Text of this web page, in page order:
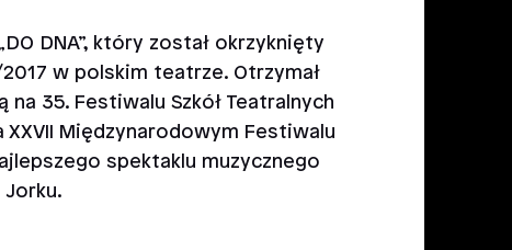
DNA”, który został okrzyknięty
w polskim teatrze. Otrzymał
35. Festiwalu Szkół Teatralnych
XXVII Międzynarodowym Festiwalu
spektaklu muzycznego